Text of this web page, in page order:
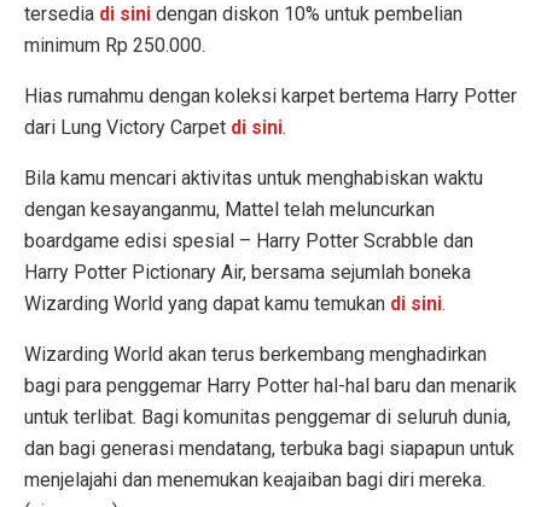
tersedia di sini dengan diskon 10% untuk pembelian
minimum Rp 250.000.
Hias rumahmu dengan koleksi karpet bertema Harry Potter
dari Lung Victory Carpet di sini.
Bila kamu mencari aktivitas untuk menghabiskan waktu
dengan kesayanganmu, Mattel telah meluncurkan
boardgame edisi spesial – Harry Potter Scrabble dan
Harry Potter Pictionary Air, bersama sejumlah boneka
Wizarding World yang dapat kamu temukan di sini.
Wizarding World akan terus berkembang menghadirkan
bagi para penggemar Harry Potter hal-hal baru dan menarik
untuk terlibat. Bagi komunitas penggemar di seluruh dunia,
dan bagi generasi mendatang, terbuka bagi siapapun untuk
menjelajahi dan menemukan keajaiban bagi diri mereka.